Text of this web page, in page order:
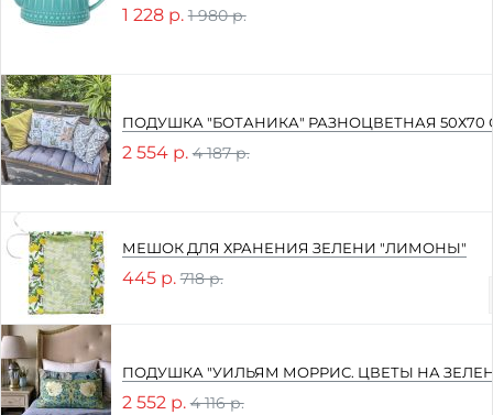
1 228 р. 1 980 р.
ПОДУШКА "БОТАНИКА" РАЗНОЦВЕТНАЯ 50Х70
2 554 р. 4 187 р.
МЕШОК ДЛЯ ХРАНЕНИЯ ЗЕЛЕНИ "ЛИМОНЫ"
445 р. 718 р.
ПОДУШКА "УИЛЬЯМ МОРРИС. ЦВЕТЫ НА
2 552 р. 4 116 р.